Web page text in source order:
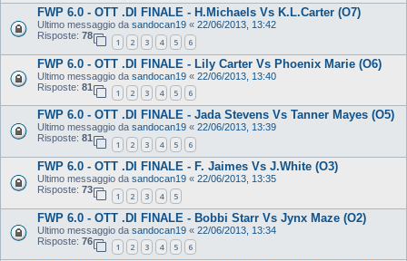
FWP 6.0 - OTT .DI FINALE - H.Michaels Vs K.L.Carter (O7)
Ultimo messaggio da sandocan19 « 22/06/2013, 13:42
Risposte: 78
1 2 3 4 5 6
FWP 6.0 - OTT .DI FINALE - Lily Carter Vs Phoenix Marie (O6)
Ultimo messaggio da sandocan19 « 22/06/2013, 13:40
Risposte: 81
1 2 3 4 5 6
FWP 6.0 - OTT .DI FINALE - Jada Stevens Vs Tanner Mayes (O5)
Ultimo messaggio da sandocan19 « 22/06/2013, 13:39
Risposte: 81
1 2 3 4 5 6
FWP 6.0 - OTT .DI FINALE - F. Jaimes Vs J.White (O3)
Ultimo messaggio da sandocan19 « 22/06/2013, 13:35
Risposte: 73
1 2 3 4 5
FWP 6.0 - OTT .DI FINALE - Bobbi Starr Vs Jynx Maze (O2)
Ultimo messaggio da sandocan19 « 22/06/2013, 13:34
Risposte: 76
1 2 3 4 5 6